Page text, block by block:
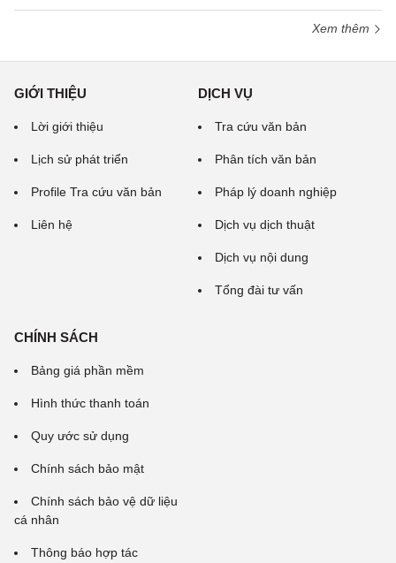
Xem thêm
GIỚI THIỆU
Lời giới thiệu
Lịch sử phát triển
Profile Tra cứu văn bản
Liên hệ
DỊCH VỤ
Tra cứu văn bản
Phân tích văn bản
Pháp lý doanh nghiệp
Dịch vụ dịch thuật
Dịch vụ nội dung
Tổng đài tư vấn
CHÍNH SÁCH
Bảng giá phần mềm
Hình thức thanh toán
Quy ước sử dụng
Chính sách bảo mật
Chính sách bảo vệ dữ liệu
cá nhân
Thông báo hợp tác